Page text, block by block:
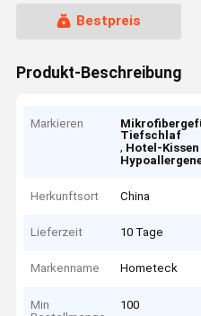
Bestpreis
Produkt-Beschreibung
Markieren
Tiefschlaf
, Hotel-
Herkunftsort China
Lieferzeit 10 Tage
Markenname Hometeck
Min
100